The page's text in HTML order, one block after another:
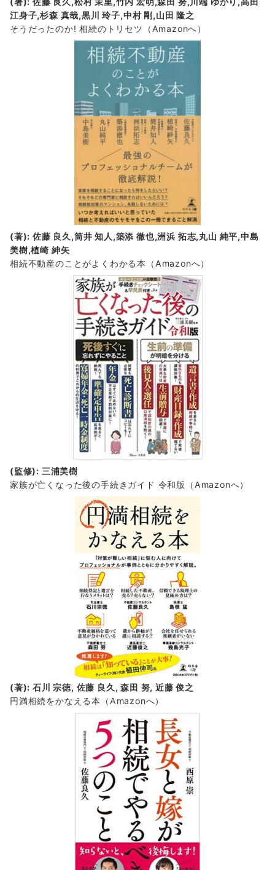
江身子,杉森 真哉,黒川 玲子,中村 剛,山田 隆之
そうだったのか! 相続のトリセツ
（Amazonへ）
(著): 佐藤 良久,筒井 知人,築添 徹也,洲浜 拓志,丸山 純平,中島
美樹,植崎 紳矢
相続不動産のことがよくわかる本（Amazonへ）
(監修): 三浦美樹
家族が亡くなった後の手続きガイド 令和版（Amazonへ）
(著): 石川 宗徳, 佐藤 良久, 森田 努, 近藤 俊之
円満相続をかなえる本（Amazonへ）